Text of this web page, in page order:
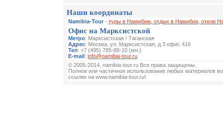
Наши координаты
Namibia-Tour - туры в Намибию, отдых в Намибии, отели
Офис на Марксистской
Метро: Марксистская / Таганская
Адрес: Москва, ул. Марксистская, д 3 офис 416
Тел: +7 (495) 785-88-10 (мн.)
E-mail: info@namibia-tour.ru
© 2005-2014, namibia-tour.ru Все права защищены.
Полное или частичное использование любых материалов
ссылке на www.namibia-tour.ru!